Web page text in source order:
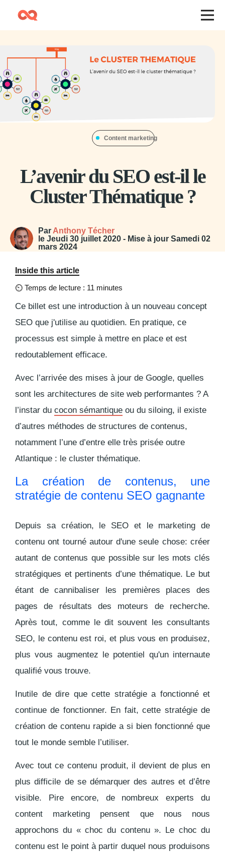
Content marketing
L’avenir du SEO est-il le
Cluster Thématique ?
ParAnthony Técher
le Jeudi 30 juillet 2020 - Mise à jour Samedi 02
mars 2024
Inside this article
⏲ Temps de lecture : 11 minutes
Ce billet est une introduction à un nouveau concept
SEO que j'utilise au quotidien. En pratique, ce
processus est simple à mettre en place et est
redoutablement efficace.
Avec l’arrivée des mises à jour de Google, quelles
sont les architectures de site web performantes ? A
l’instar du cocon sémantique ou du siloing, il existe
d’autres méthodes de structures de contenus,
notamment l’une d’entre elle très prisée outre
Atlantique : le cluster thématique.
La création de contenus, une
stratégie de contenu SEO gagnante
Depuis sa création, le SEO et le marketing de
contenu ont tourné autour d'une seule chose: créer
autant de contenus que possible sur les mots clés
stratégiques et pertinents d’une thématique. Le but
étant de cannibaliser les premières places des
pages de résultats des moteurs de recherche.
Après tout, comme le dit souvent les consultants
SEO, le contenu est roi, et plus vous en produisez,
plus vous augmentez le potentiel qu'un internaute
qualifié vous trouve.
Inutile de dire que cette stratégie a fonctionné et
continue de fonctionner. En fait, cette stratégie de
création de contenu rapide a si bien fonctionné que
tout le monde semble l’utiliser.
Avec tout ce contenu produit, il devient de plus en
plus difficile de se démarquer des autres et d’être
visible. Pire encore, de nombreux experts du
content marketing pensent que nous nous
approchons du « choc du contenu». Le choc du
contenu est le point à partir duquel nous produisons